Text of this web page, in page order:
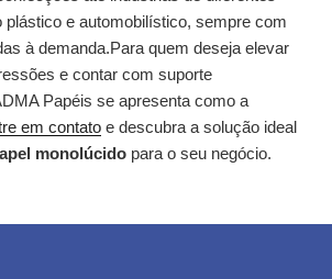
e automobilístico, sempre com
à demanda.Para quem deseja elevar
e contar com suporte
Papéis se apresenta como a
em contato e descubra a solução ideal
monolúcido para o seu negócio.